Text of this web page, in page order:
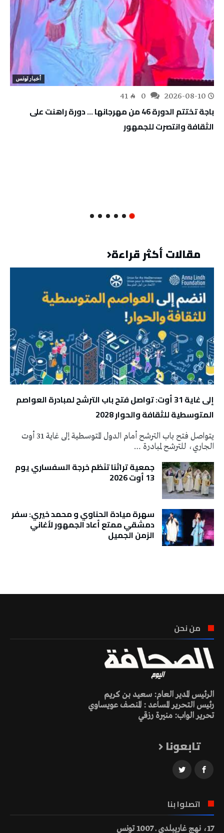
أخبار تونس
2026-08-10
41
باجة تختتم الدورة 46 من مهرجانها … دورة راهنت على
الثقافة وانتصرت للجمهور
مقالات أكثر قراءة
إلى غاية 31 أوت: تواصل فتح باب الترشح لمبادرة العواصم
المتوسطية للثقافة والحوار 2028
يتواصل فتح باب الترشح أمام الدول المتوسطية إلى غاية 31 أوت
الجاري، للترشح لمبادرة …
جمعية تراثنا تنَظم خرجة السفساري يوم
13 أوت 2026
سهرة ميادة الحناوي و محمد خيري: سفر
دمشقي ممتع أعاد الجمهور لأغاني
الزمن الجميل
من نحن
الرئيس المدير العام: سعيد بن كريم
رئيس التحرير المساعد : المنصف عويساوي
تحرير الواب: منيرة رزقي
تابعونا
اتصلوا بنا
17، نهج غاريبلدي ـ 1007 تونس